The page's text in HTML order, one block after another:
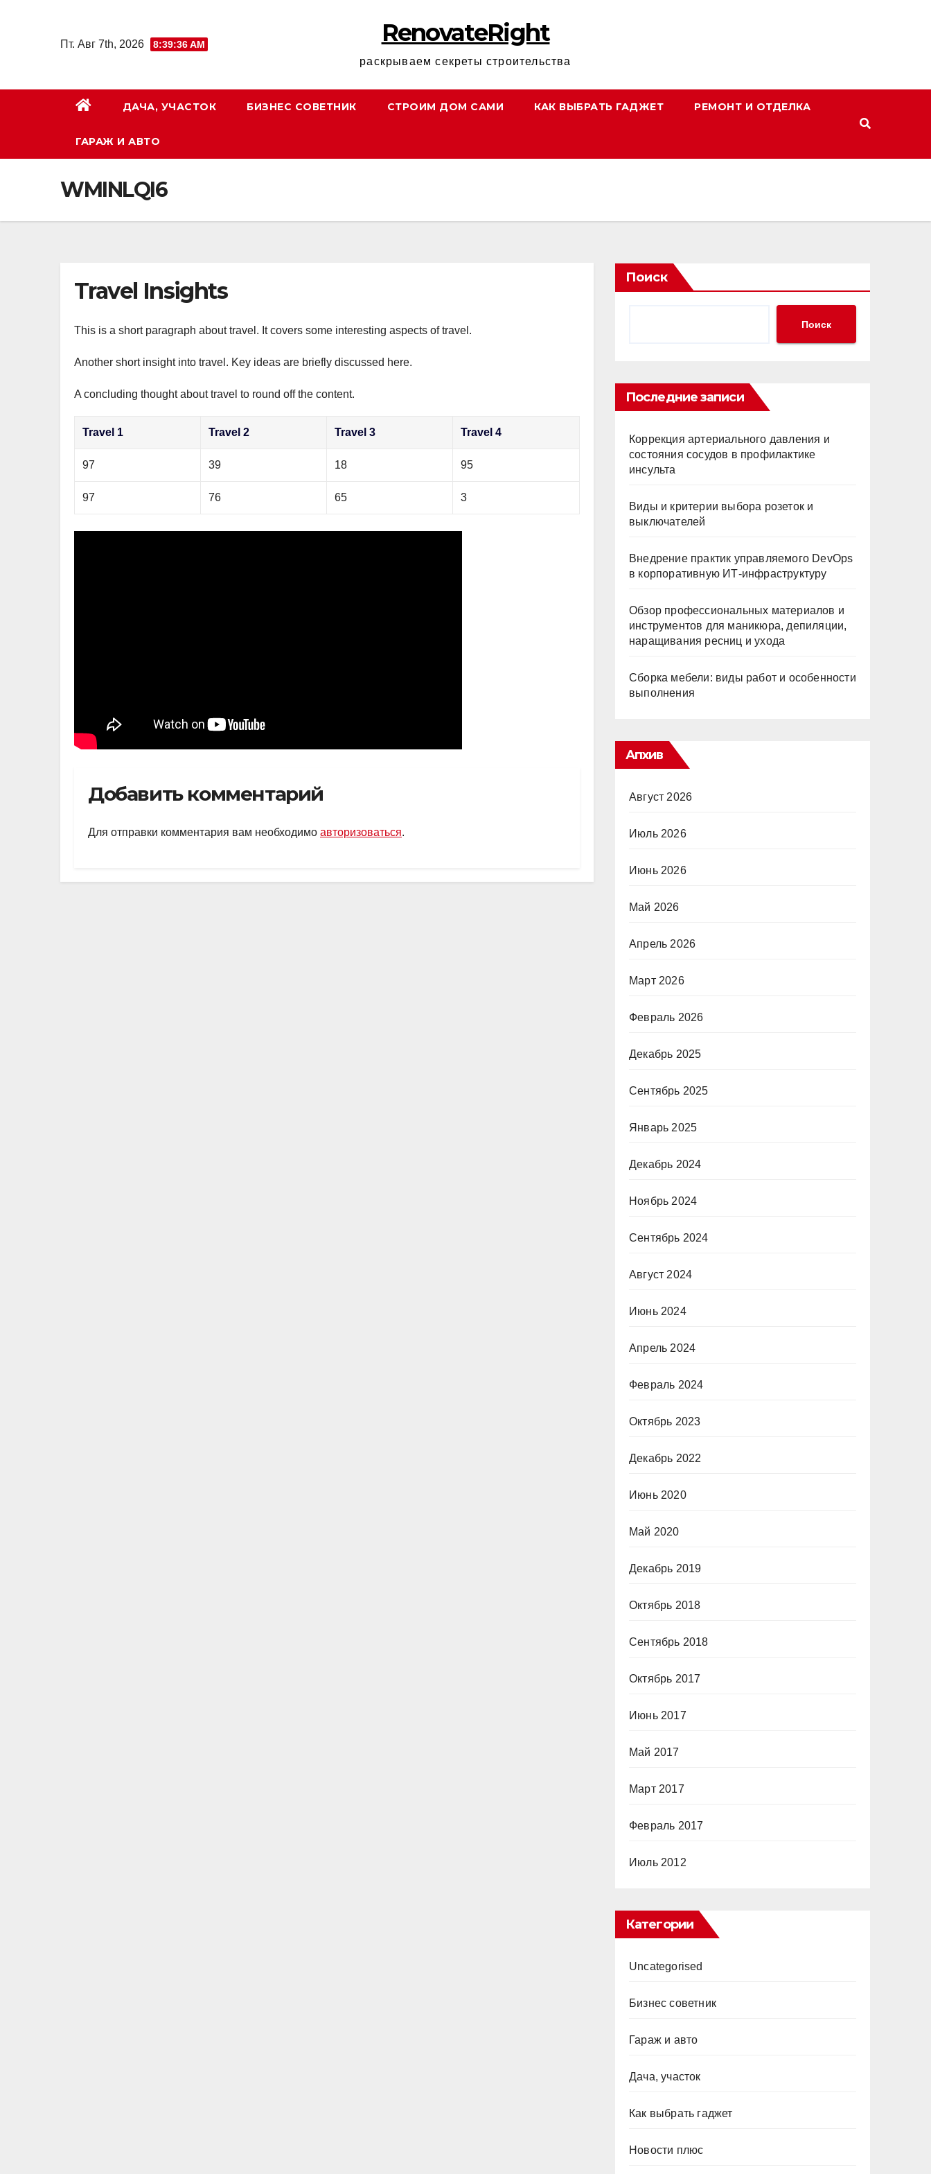
содержимому
Пт. Авг 7th, 2026 8:39:37 AM RenovateRight
раскрываем секреты строительства
ДАЧА, УЧАСТОК БИЗНЕС СОВЕТНИК СТРОИМ ДОМ САМИ КАК ВЫБРАТЬ ГАДЖЕТ РЕМОНТ И ОТДЕЛКА
ГАРАЖ И АВТО
WMINLQI6
Travel Insights
This is a short paragraph about travel. It covers some interesting aspects of travel.
Another short insight into travel. Key ideas are briefly discussed here.
A concluding thought about travel to round off the content.
Travel 1 Travel 2 Travel 3 Travel 4
97 39 18 95
97 76 65 3
Добавить комментарий
Для отправки комментария вам необходимо авторизоваться.
Поиск
Поиск
Последние записи
Коррекция артериального давления и
состояния сосудов в профилактике
инсульта
Виды и критерии выбора розеток и
выключателей
Внедрение практик управляемого DevOps
в корпоративную ИТ-инфраструктуру
Обзор профессиональных материалов и
инструментов для маникюра, депиляции,
наращивания ресниц и ухода
Сборка мебели: виды работ и особенности
выполнения
Апхив
Август 2026
Июль 2026
Июнь 2026
Май 2026
Апрель 2026
Март 2026
Февраль 2026
Декабрь 2025
Сентябрь 2025
Январь 2025
Декабрь 2024
Ноябрь 2024
Сентябрь 2024
Август 2024
Июнь 2024
Апрель 2024
Февраль 2024
Октябрь 2023
Декабрь 2022
Июнь 2020
Май 2020
Декабрь 2019
Октябрь 2018
Сентябрь 2018
Октябрь 2017
Июнь 2017
Май 2017
Март 2017
Февраль 2017
Июль 2012
Категории
Uncategorised
Бизнес советник
Гараж и авто
Дача, участок
Как выбрать гаджет
Новости плюс